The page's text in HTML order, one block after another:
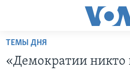
Перейти
основной
ПРОГРАММЫ
ТЕМЫ ДНЯ
«Демократии никто